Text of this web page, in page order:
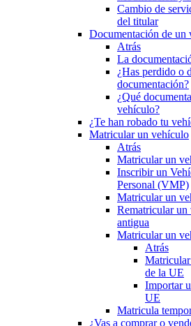
Cambio de
del titular
Documentación de un
Atrás
La
¿Has perdido o
documentación?
¿Qué
vehículo?
¿Te han robado tu
Matricular un vehículo
Atrás
Matricular un
Inscribir un
Personal (VMP)
Matricular un
Rematricular
antigua
Matricular un
Atrás
de la UE
Importar
UE
Matricula
¿Vas a comprar o